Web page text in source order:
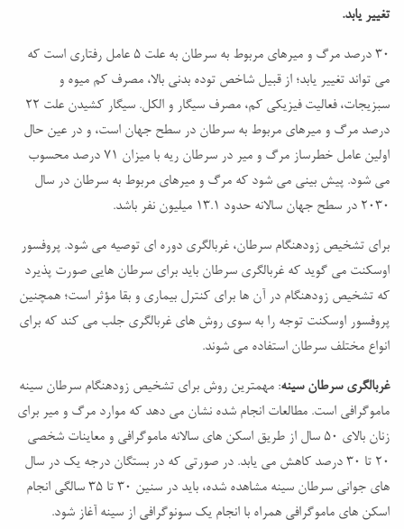
تغییر یابد.
30 درصد مرگ و میرهای مربوط به سرطان به علت 5 عامل رفتاری است که
می تواند تغییر یابد؛ از قبیل شاخص توده بدنی بالا، مصرف کم میوه و
سبزیجات، فعالیت فیزیکی کم، مصرف سیگار و الکل. سیگار کشیدن علت 22
درصد مرگ و میرهای مربوط به سرطان در سطح جهان است، و در عین حال
اولین عامل خطرساز مرگ و میر در سرطان ریه با میزان 71 درصد محسوب
می شود. پیش بینی می شود که مرگ و میرهای مربوط به سرطان در سال
2030 در سطح جهان سالانه حدود 13.1 میلیون نفر باشد.
برای تشخیص زودهنگام سرطان، غربالگری دوره ای توصیه می شود. پروفسور
اوسکنت می گوید که غربالگری سرطان باید برای سرطان هایی صورت پذیرد
که تشخیص زودهنگام در آن ها برای کنترل بیماری و بقا مؤثر است؛ همچنین
پروفسور اوسکنت توجه را به سوی روش های غربالگری جلب می کند که برای
انواع مختلف سرطان استفاده می شوند.
غربالگری سرطان سینه: مهمترین روش برای تشخیص زودهنگام سرطان سینه
ماموگرافی است. مطالعات انجام شده نشان می دهد که موارد مرگ و میر برای
زنان بالای 50 سال از طریق اسکن های سالانه ماموگرافی و معاینات شخصی
20 تا 30 درصد کاهش می یابد. در صورتی که در بستگان درجه یک در سال
های جوانی سرطان سینه مشاهده شده، باید در سنین 30 تا 35 سالگی انجام
اسکن های ماموگرافی همراه با انجام یک سونوگرافی از سینه آغاز شود.